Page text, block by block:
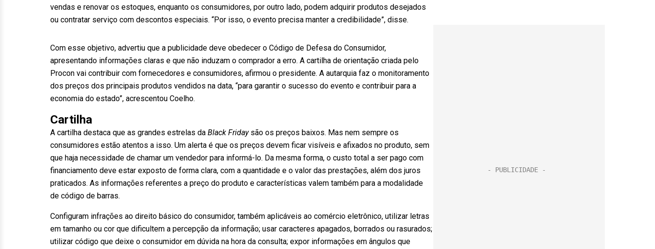
vendas e renovar os estoques, enquanto os consumidores, por outro lado, podem adquirir produtos desejados
ou contratar serviço com descontos especiais. “Por isso, o evento precisa manter a credibilidade”, disse.
Com esse objetivo, advertiu que a publicidade deve obedecer o Código de Defesa do Consumidor,
apresentando informações claras e que não induzam o comprador a erro. A cartilha de orientação criada pelo
Procon vai contribuir com fornecedores e consumidores, afirmou o presidente. A autarquia faz o monitoramento
dos preços dos principais produtos vendidos na data, “para garantir o sucesso do evento e contribuir para a
economia do estado”, acrescentou Coelho.
Cartilha
A cartilha destaca que as grandes estrelas da Black Fridaysão os preços baixos. Mas nem sempre os
consumidores estão atentos a isso. Um alerta é que os preços devem ficar visíveis e afixados no produto, sem
que haja necessidade de chamar um vendedor para informá-lo. Da mesma forma, o custo total a ser pago com
financiamento deve estar exposto de forma clara, com a quantidade e o valor das prestações, além dos juros
praticados. As informações referentes a preço do produto e características valem também para a modalidade
de código de barras.
Configuram infrações ao direito básico do consumidor, também aplicáveis ao comércio eletrônico, utilizar letras
em tamanho ou cor que dificultem a percepção da informação; usar caracteres apagados, borrados ou rasurados;
utilizar código que deixe o consumidor em dúvida na hora da consulta; expor informações em ângulos que